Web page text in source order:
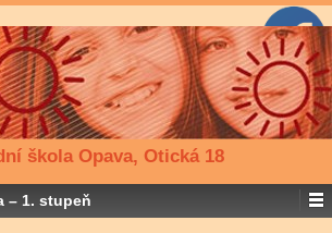
škola Opava, Otická 18
– 1. stupeň